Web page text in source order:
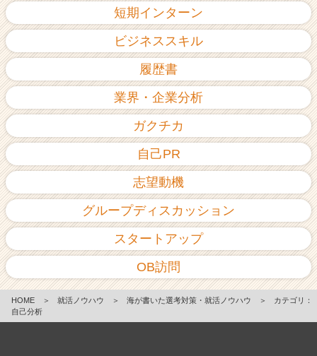
短期インターン
ビジネススキル
履歴書
業界・企業分析
ガクチカ
自己PR
志望動機
グループディスカッション
スタートアップ
OB訪問
HOME ＞ 就活ノウハウ ＞ 海が書いた選考対策・就活ノウハウ ＞
カテゴリ：
自己分析